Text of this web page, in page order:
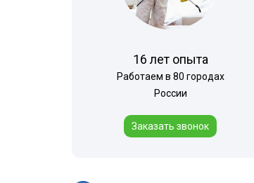
Шершни
Дезинсекция территорий
Чешуйницы
16 лет опыта
Работаем в 80 городах
России
Заказать звонок